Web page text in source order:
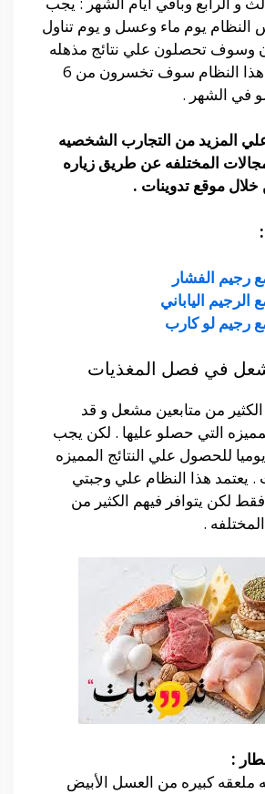
النظام يوم ماء وعسل و يوم تناول
وسوف تحصلون علي نتائج مذهله
من اتباع هذا النظام سوف تخسرون من 6
المزيد من التجارب الشخصيه
المختلفه عن طريق زياره
موقع تدوينات .
رجيم الفشار
الرجيم الياباني
رجيم لو كارب
في فصل المغذيات
الكثير من متابعين مشعل و قد
التي حصلو عليها . لكن يجب
يوميا للحصول علي النتائج المميزه
يعتمد هذا النظام علي وجبتي
فقط لكن يتوافر فيهم الكثير من
.
:
ملعقه كبيره من العسل الأبيض